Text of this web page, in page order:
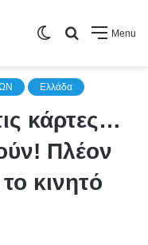
Menu
Search
Switch
Ελλάδα
κάρτες…
Πλέον
κινητό